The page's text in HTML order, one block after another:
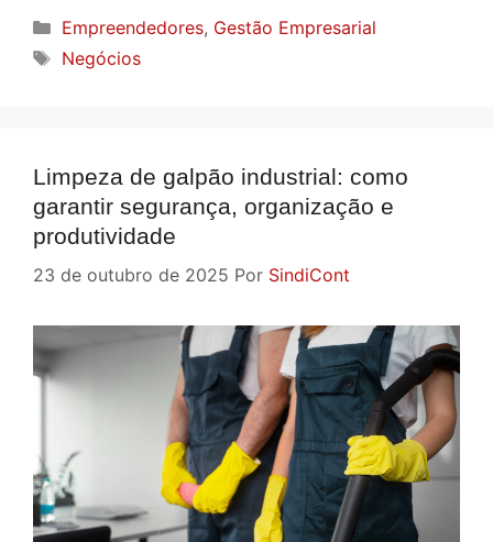
Categorias
Empreendedores, Gestão Empresarial
Tags
Negócios
Limpeza de galpão industrial: como
garantir segurança, organização e
produtividade
23 de outubro de 2025 Por SindiCont